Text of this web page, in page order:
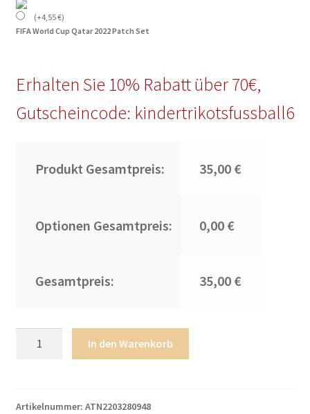
(+4,55€)
FIFA World Cup Qatar 2022 Patch Set
Erhalten Sie 10% Rabatt über 70€,
Gutscheincode: kindertrikotsfussball6
Produkt Gesamtpreis: 35,00 €
Optionen Gesamtpreis: 0,00 €
Gesamtpreis: 35,00 €
2022
In den Warenkorb
Artikelnummer: ATN2203280948